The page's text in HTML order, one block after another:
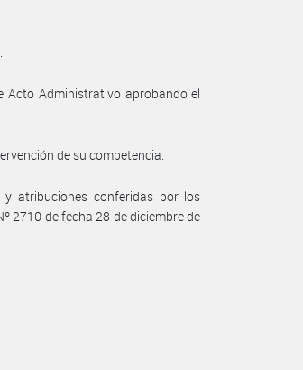
Acto Administrativo aprobando el
de su competencia.
atribuciones conferidas por los
2710 de fecha 28 de diciembre de